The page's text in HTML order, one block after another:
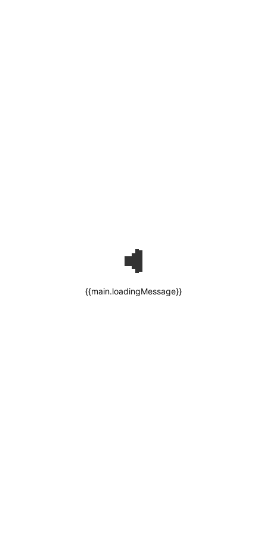
{{main.loadingMessage}}